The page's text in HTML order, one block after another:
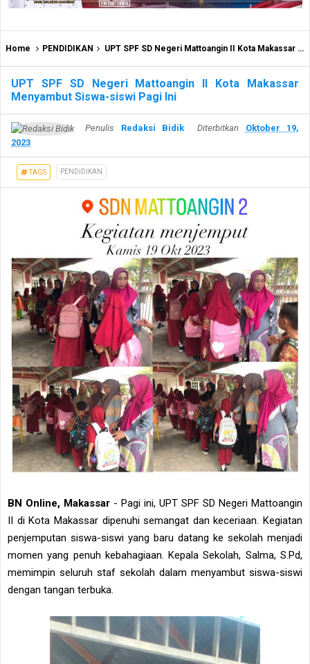
Home PENDIDIKAN UPT SPF SD Negeri Mattoangin II Kota Makassar Menyambut Siswa-siswi Pagi Ini
UPT SPF SD Negeri Mattoangin II Kota Makassar
Menyambut Siswa-siswi Pagi Ini
Penulis Redaksi Bidik Diterbitkan Oktober 19,
2023
TAGS PENDIDIKAN
BN Online, Makassar - Pagi ini, UPT SPF SD Negeri Mattoangin
II di Kota Makassar dipenuhi semangat dan keceriaan. Kegiatan
penjemputan siswa-siswi yang baru datang ke sekolah menjadi
momen yang penuh kebahagiaan. Kepala Sekolah, Salma, S.Pd,
memimpin seluruh staf sekolah dalam menyambut siswa-siswi
dengan tangan terbuka.